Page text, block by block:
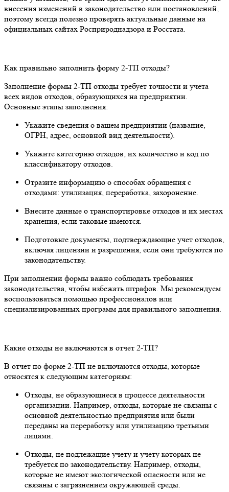
внесения изменений в законодательство или постановлений,
поэтому всегда полезно проверять актуальные данные на
официальных сайтах Росприроднадзора и Росстата.
Как правильно заполнить форму 2-ТП отходы?
Заполнение формы 2-ТП отходы требует точности и учета
всех видов отходов, образующихся на предприятии.
Основные этапы заполнения:
Укажите сведения о вашем предприятии (название,
ОГРН, адрес, основной вид деятельности).
Укажите категорию отходов, их количество и код по
классификатору отходов.
Отразите информацию о способах обращения с
отходами: утилизация, переработка, захоронение.
Внесите данные о транспортировке отходов и их местах
хранения, если таковые имеются.
Подготовьте документы, подтверждающие учет отходов,
включая лицензии и разрешения, если они требуются по
законодательству.
При заполнении формы важно соблюдать требования
законодательства, чтобы избежать штрафов. Мы рекомендуем
воспользоваться помощью профессионалов или
специализированных программ для правильного заполнения.
Какие отходы не включаются в отчет 2-ТП?
В отчет по форме 2-ТП не включаются отходы, которые
относятся к следующим категориям:
Отходы, не образующиеся в процессе деятельности
организации. Например, отходы, которые не связаны с
основной деятельностью предприятия или были
переданы на переработку или утилизацию третьими
лицами.
Отходы, не подлежащие учету и учету которых не
требуется по законодательству. Например, отходы,
которые не имеют экологической опасности или не
связаны с загрязнением окружающей среды.